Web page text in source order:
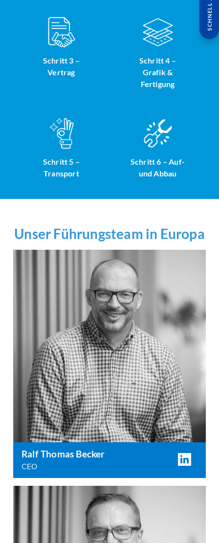
Schritt 3 –
Vertrag
Schritt 4 –
Grafik &
Fertigung
Schritt 5 –
Transport
Schritt 6 – Auf-
und Abbau
Unser Führungsteam in Europa
Ralf Thomas Becker
CEO